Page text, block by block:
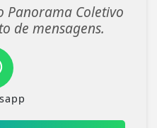
Panorama Coletivo
de mensagens.